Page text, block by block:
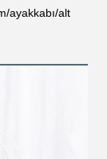
ayakkabı/alt